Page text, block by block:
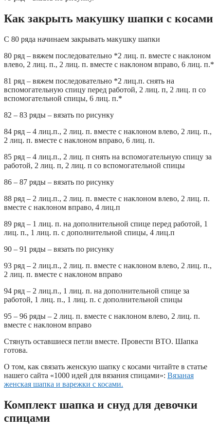
Как закрыть макушку шапки с косами
С 80 ряда начинаем закрывать макушку шапки
80 ряд – вяжем последовательно *2 лиц. п. вместе с наклоном
влево, 2 лиц. п., 2 лиц. п. вместе с наклоном вправо, 6 лиц. п.*
81 ряд – вяжем последовательно *2 лиц.п. снять на
вспомогательную спицу перед работой, 2 лиц. п, 2 лиц. п со
вспомогательной спицы, 6 лиц. п.*
82 – 83 ряды – вязать по рисунку
84 ряд – 4 лиц.п., 2 лиц. п. вместе с наклоном влево, 2 лиц. п.,
2 лиц. п. вместе с наклоном вправо, 6 лиц. п.
85 ряд – 4 лиц.п., 2 лиц. п снять на вспомогательную спицу за
работой, 2 лиц. п, 2 лиц. п со вспомогательной спицы
86 – 87 ряды – вязать по рисунку
88 ряд – 2 лиц.п., 2 лиц. п. вместе с наклоном влево, 2 лиц. п.
вместе с наклоном вправо, 4 лиц.п
89 ряд – 1 лиц. п. на дополнительной спице перед работой, 1
лиц. п., 1 лиц. п. с дополнительной спицы, 4 лиц.п
90 – 91 ряды – вязать по рисунку
93 ряд – 2 лиц.п., 2 лиц. п. вместе с наклоном влево, 2 лиц. п.,
2 лиц. п. вместе с наклоном вправо
94 ряд – 2 лиц.п., 1 лиц. п. на дополнительной спице за
работой, 1 лиц. п., 1 лиц. п. с дополнительной спицы
95 – 96 ряды – 2 лиц. п. вместе с наклоном влево, 2 лиц. п.
вместе с наклоном вправо
Стянуть оставшиеся петли вместе. Провести ВТО. Шапка
готова.
О том, как связать женскую шапку с косами читайте в статье
нашего сайта «1000 идей для вязания спицами»: Вязаная
женская шапка и варежки с косами.
Комплект шапка и снуд для девочки
спицами